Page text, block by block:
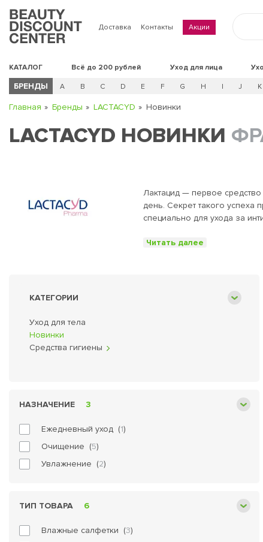
Доставка Контакты Акции
КАТАЛОГ Всё до 200 рублей Уход для лица
БРЕНДЫ A B C D E F G H I J K
Главная Бренды LACTACYD Новинки
LACTACYD НОВИНКИ
Лактацид — первое
день. Секрет такого успеха
специально для ухода за
временем стало понятно,
миллионов поклонниц во
из самых популярных
гипоаллергенны, не
России Лактацид продается
Читать далее
КАТЕГОРИИ
Уход для тела
Новинки
Средства гигиены
НАЗНАЧЕНИЕ 3
Ежедневный уход (1)
Очищение (5)
Увлажнение (2)
ТИП ТОВАРА 6
Влажные салфетки (3)